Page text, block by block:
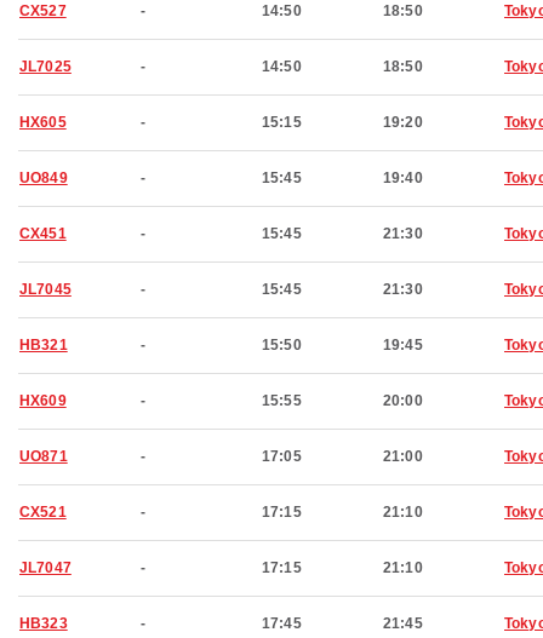
CX527 - 14:50 18:50
JL7025 - 14:50 18:50
HX605 - 15:15 19:20
UO849 - 15:45 19:40
CX451 - 15:45 21:30
JL7045 - 15:45 21:30
HB321 - 15:50 19:45
HX609 - 15:55 20:00
UO871 - 17:05 21:00
CX521 - 17:15 21:10
JL7047 - 17:15 21:10
HB323 - 17:45 21:45